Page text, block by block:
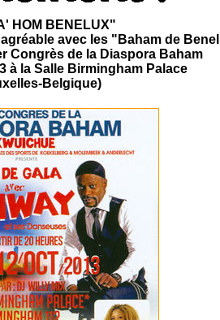
HOM BENELUX"
avec les "Baham de
Congrès de la Diaspora Baham
à la Salle Birmingham Palace
Belgique)